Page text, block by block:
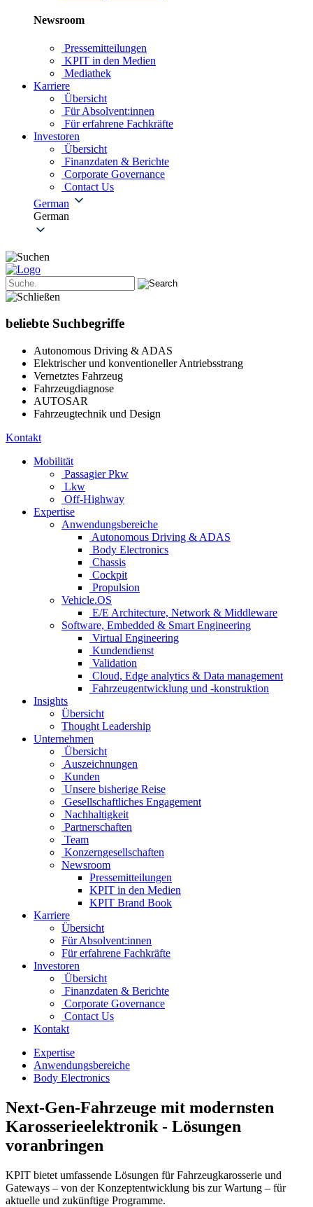
Newsroom
Pressemitteilungen
KPIT in den Medien
Mediathek
Karriere
Übersicht
Für Absolvent:innen
Für erfahrene Fachkräfte
Investoren
Übersicht
Finanzdaten & Berichte
Corporate Governance
Contact Us
German
German
beliebte Suchbegriffe
Autonomous Driving & ADAS
Elektrischer und konventioneller Antriebsstrang
Vernetztes Fahrzeug
Fahrzeugdiagnose
AUTOSAR
Fahrzeugtechnik und Design
Kontakt
Mobilität
Passagier Pkw
Lkw
Off-Highway
Expertise
Anwendungsbereiche
Autonomous Driving & ADAS
Body Electronics
Chassis
Cockpit
Propulsion
Vehicle.OS
E/E Architecture, Network & Middleware
Software, Embedded & Smart Engineering
Virtual Engineering
Kundendienst
Validation
Cloud, Edge analytics & Data management
Fahrzeugentwicklung und -konstruktion
Insights
Übersicht
Thought Leadership
Unternehmen
Übersicht
Auszeichnungen
Kunden
Unsere bisherige Reise
Gesellschaftliches Engagement
Nachhaltigkeit
Partnerschaften
Team
Konzerngesellschaften
Newsroom
Pressemitteilungen
KPIT in den Medien
KPIT Brand Book
Karriere
Übersicht
Für Absolvent:innen
Für erfahrene Fachkräfte
Investoren
Übersicht
Finanzdaten & Berichte
Corporate Governance
Contact Us
Kontakt
Expertise
Anwendungsbereiche
Body Electronics
Next‑Gen‑Fahrzeuge mit modernsten
Karosserieelektronik ‑ Lösungen
voranbringen
KPIT bietet umfassende Lösungen für Fahrzeugkarosserie und
Gateways – von der Konzeptentwicklung bis zur Wartung – für
aktuelle und zukünftige Programme.